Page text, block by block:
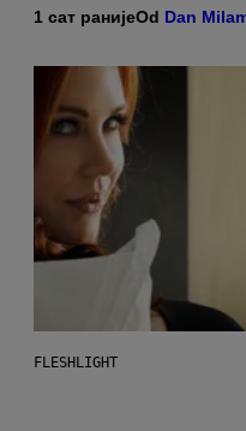
1 сат ранијеOd Dan
FLESHLIGHT